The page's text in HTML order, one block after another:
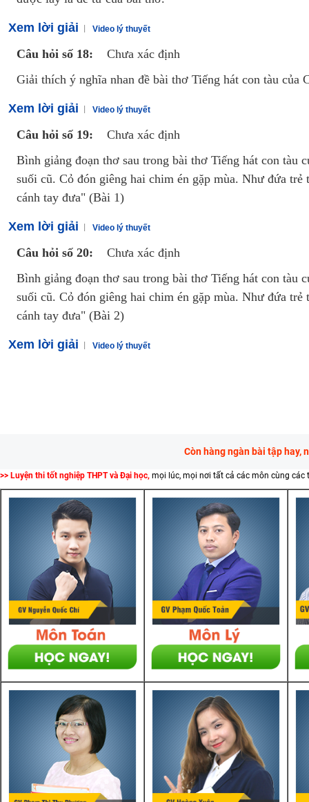
Xem lời giải Video lý thuyết
Câu hỏi số 18:
Chưa xác định
Giải thích ý nghĩa nhan đề bài thơ Tiếng hát con tàu của
Xem lời giải Video lý thuyết
Câu hỏi số 19:
Chưa xác định
Bình giảng đoạn thơ sau trong bài thơ Tiếng hát con tàu
suối cũ. Cỏ đón giêng hai chim én gặp mùa. Như đứa
cánh tay đưa" (Bài 1)
Xem lời giải Video lý thuyết
Câu hỏi số 20:
Chưa xác định
Bình giảng đoạn thơ sau trong bài thơ Tiếng hát con tàu
suối cũ. Cỏ đón giêng hai chim én gặp mùa. Như đứa
cánh tay đưa" (Bài 2)
Xem lời giải Video lý thuyết
Còn hàng ngàn bài tập hay,
>> Luyện thi tốt nghiệp THPT và Đại học, mọi lúc, mọi nơi tất cả các môn cùng các